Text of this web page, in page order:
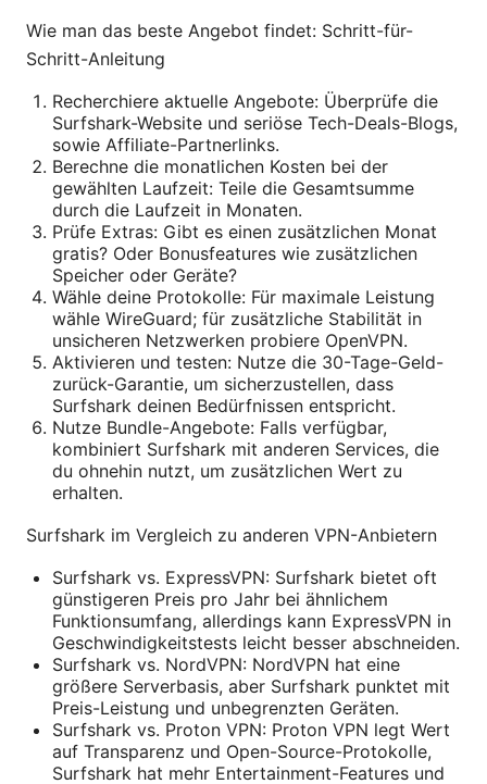
Wie man das beste Angebot findet: Schritt-für-
Schritt-Anleitung
Recherchiere aktuelle Angebote: Überprüfe die
Surfshark-Website und seriöse Tech-Deals-Blogs,
sowie Affiliate-Partnerlinks.
Berechne die monatlichen Kosten bei der
gewählten Laufzeit: Teile die Gesamtsumme
durch die Laufzeit in Monaten.
Prüfe Extras: Gibt es einen zusätzlichen Monat
gratis? Oder Bonusfeatures wie zusätzlichen
Speicher oder Geräte?
Wähle deine Protokolle: Für maximale Leistung
wähle WireGuard; für zusätzliche Stabilität in
unsicheren Netzwerken probiere OpenVPN.
Aktivieren und testen: Nutze die 30-Tage-Geld-
zurück-Garantie, um sicherzustellen, dass
Surfshark deinen Bedürfnissen entspricht.
Nutze Bundle-Angebote: Falls verfügbar,
kombiniert Surfshark mit anderen Services, die
du ohnehin nutzt, um zusätzlichen Wert zu
erhalten.
Surfshark im Vergleich zu anderen VPN-Anbietern
Surfshark vs. ExpressVPN: Surfshark bietet oft
günstigeren Preis pro Jahr bei ähnlichem
Funktionsumfang, allerdings kann ExpressVPN in
Geschwindigkeitstests leicht besser abschneiden.
Surfshark vs. NordVPN: NordVPN hat eine
größere Serverbasis, aber Surfshark punktet mit
Preis-Leistung und unbegrenzten Geräten.
Surfshark vs. Proton VPN: Proton VPN legt Wert
auf Transparenz und Open-Source-Protokolle,
Surfshark hat mehr Entertainment-Features und